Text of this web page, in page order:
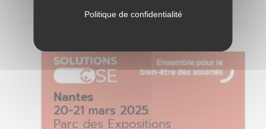
Politique de confidentialité